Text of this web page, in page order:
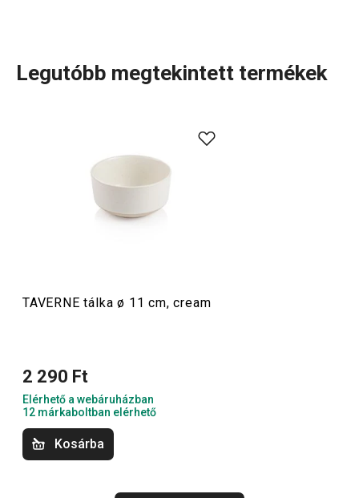
, tálak, cappuccino csészék és
bögrék találhatók. A kollekció finom, harmonikus formái
szépen mutatnak bármilyen terítékben, és két gyönyörű
színben érhetők el: a lágy „cream” árnyalatban és a meleg
barna „mocca” változatban. A TAVERNE kerámia
Italok
Legutóbb megtekintett termékek
TAVERNE tálka ø 11 cm, cream
2 290 Ft
Elérhető a webáruházban
12 márkaboltban elérhető
Kosárba